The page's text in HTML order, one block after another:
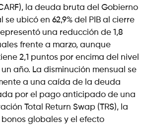
la deuda bruta del Gobierno
ubicó en 62,9% del PIB al cierre
una reducción de 1,8
frente a marzo, aunque
2,1 puntos por encima del nivel
año. La disminución mensual se
a una caída de la deuda
por el pago anticipado de una
Total Return Swap (TRS), la
globales y el efecto